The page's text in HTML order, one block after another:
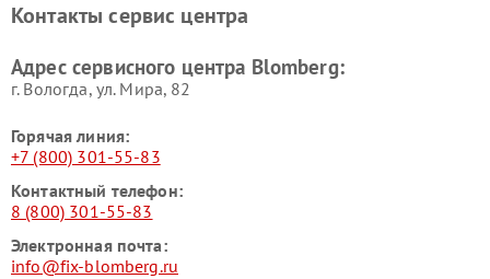
Контакты сервис центра
Адрес сервисного центра Blomberg:
г. Вологда, ул. Мира, 82
Горячая линия:
+7 (800) 301-55-83
Контактный телефон:
8 (800) 301-55-83
Электронная почта:
info@fix-blomberg.ru